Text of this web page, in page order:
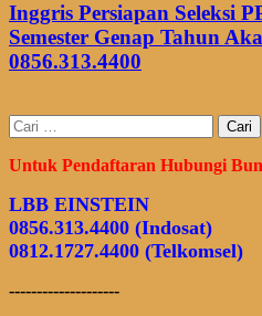
Inggris Persiapan Seleksi
Semester Genap Tahun
0856.313.4400
Cari
untuk:
Untuk Pendaftaran Hubungi
LBB EINSTEIN
0856.313.4400 (Indosat)
0812.1727.4400 (Telkomsel)
--------------------